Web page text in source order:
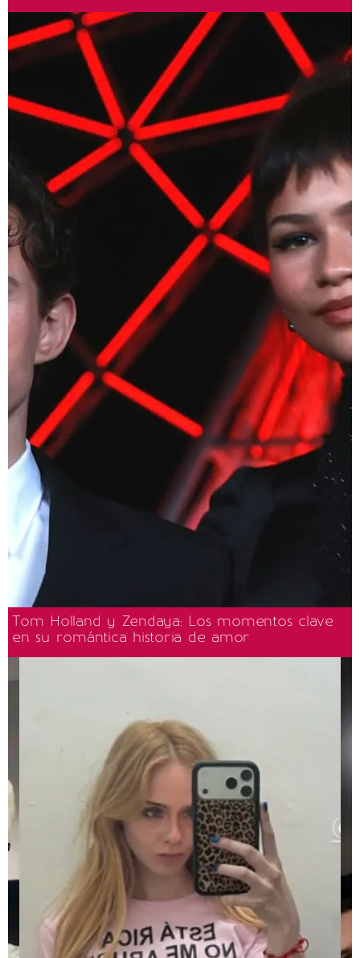
Tom Holland y Zendaya: Los momentos clave
en su romántica historia de amor